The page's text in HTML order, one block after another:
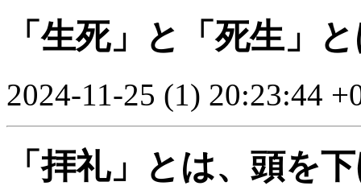
「生死」と「死生」
2024-11-25 (1) 20:23:44
「拝礼」とは、頭を